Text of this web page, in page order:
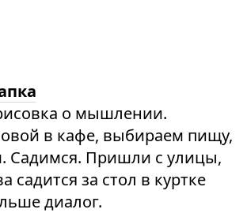
о мышлении.
в кафе, выбираем пищу,
Садимся. Пришли с улицы,
садится за стол в куртке
диалог.